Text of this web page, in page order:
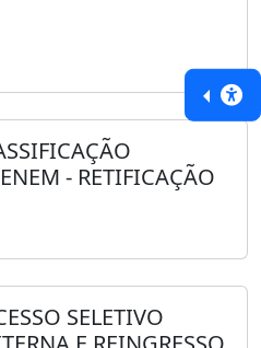
- RETIFICAÇÃO
SELETIVO